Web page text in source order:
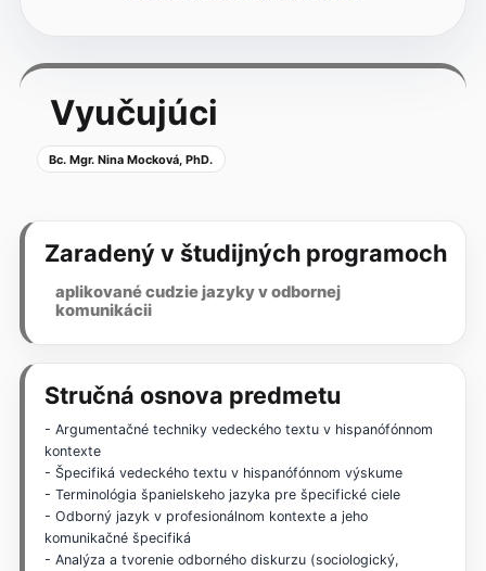
Vyučujúci
Bc. Mgr. Nina Mocková, PhD.
Zaradený v študijných programoch
aplikované cudzie jazyky v odbornej
komunikácii
Stručná osnova predmetu
- Argumentačné techniky vedeckého textu v hispanófónnom
kontexte
- Špecifiká vedeckého textu v hispanófónnom výskume
- Terminológia španielskeho jazyka pre špecifické ciele
- Odborný jazyk v profesionálnom kontexte a jeho
komunikačné špecifiká
- Analýza a tvorenie odborného diskurzu (sociologický,